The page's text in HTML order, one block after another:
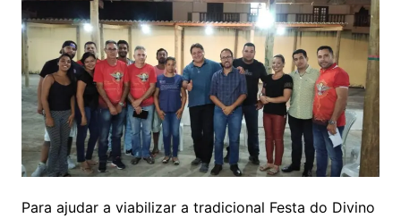
Para ajudar a viabilizar a tradicional Festa do Divino